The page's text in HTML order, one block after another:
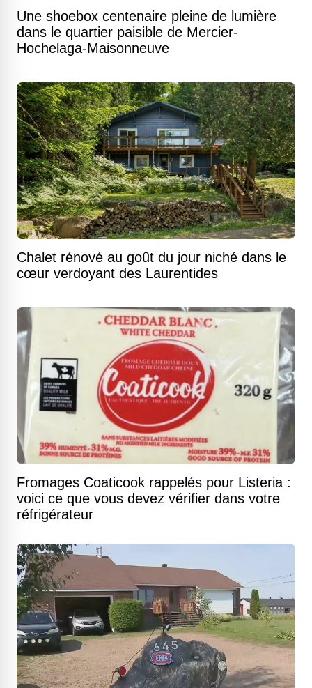
Une shoebox centenaire pleine de lumière
dans le quartier paisible de Mercier-
Hochelaga-Maisonneuve
Chalet rénové au goût du jour niché dans le
cœur verdoyant des Laurentides
Fromages Coaticook rappelés pour Listeria :
voici ce que vous devez vérifier dans votre
réfrigérateur